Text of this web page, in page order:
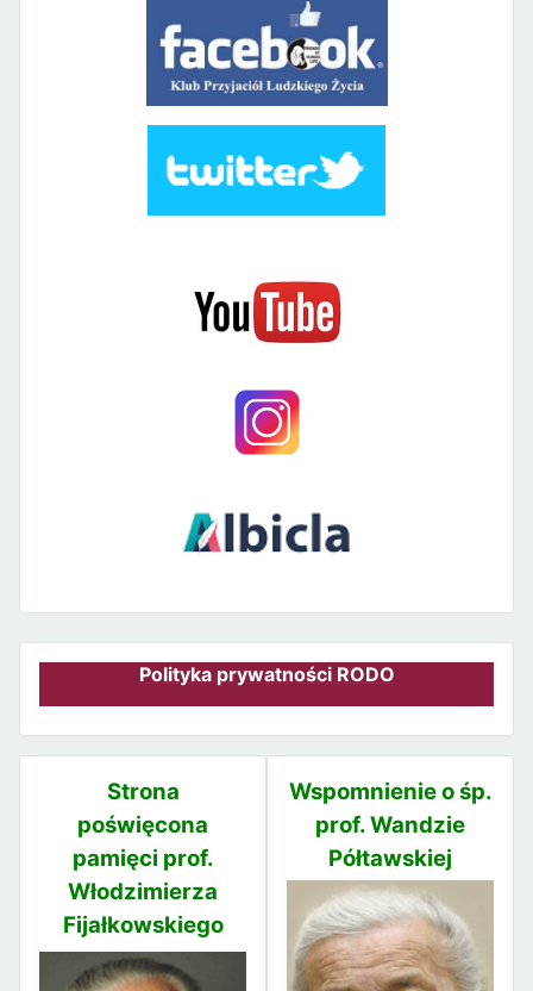
Polityka prywatności RODO
Strona
poświęcona
pamięci prof.
Włodzimierza
Fijałkowskiego
Wspomnienie o śp.
prof. Wandzie
Półtawskiej